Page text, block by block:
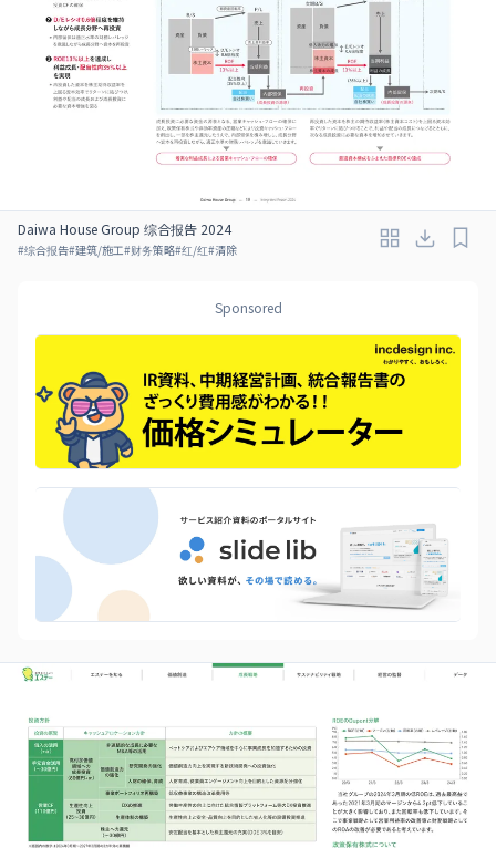
Daiwa House Group 综合报告 2024
#综合报告#建筑/施工#财务策略#红/红#清除
Sponsored